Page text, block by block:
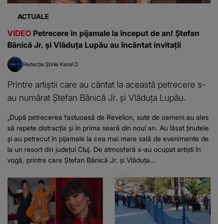
ACTUALE
VIDEO Petrecere în pijamale la început de an! Ștefan
Bănică Jr. și Vlăduța Lupău au încântat invitații
Redacția Știrile Kanal D
Printre artiștii care au cântat la această petrecere s-
au numărat Ștefan Bănică Jr. și Vlăduța Lupău.
„După petrecerea fastuoasă de Revelion, sute de oameni au ales
să repete distracția și în prima seară din noul an. Au lăsat ținutele
și au petrecut în pijamale la cea mai mare sală de evenimente de
la un resort din județul Cluj. De atmosferă s-au ocupat artiști în
vogă, printre care Ștefan Bănică Jr. și Vlăduța...